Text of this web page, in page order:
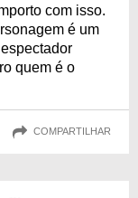
com isso.
é um
quem é o
COMPARTILHAR